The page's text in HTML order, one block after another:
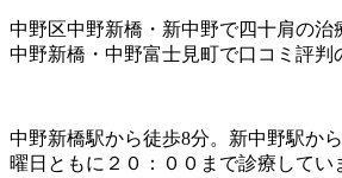
中野区中野新橋・新中野で四十肩の治
中野新橋・中野富士見町で口コミ評判
中野新橋駅から徒歩8分。新中野駅か
曜日ともに２０：００まで診療してい